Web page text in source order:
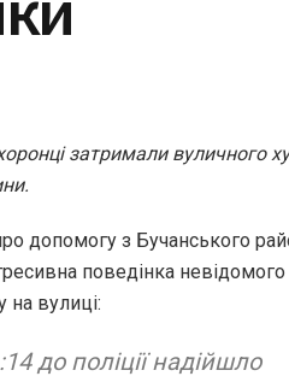
затримали вуличного
допомогу з Бучанського
поведінка невідомого
на вулиці:
до поліції надійшло